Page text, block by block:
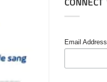
Email Address